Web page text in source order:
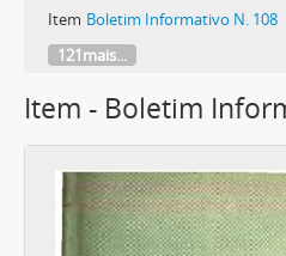
Item Boletim Informativo N. 108
121mais...
Item - Boletim